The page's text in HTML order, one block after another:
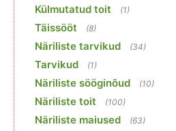
Külmutatud toit (1)
Täissööt (8)
Näriliste tarvikud (34)
Tarvikud (1)
Näriliste sööginõud (10)
Näriliste toit (100)
Näriliste maiused (63)